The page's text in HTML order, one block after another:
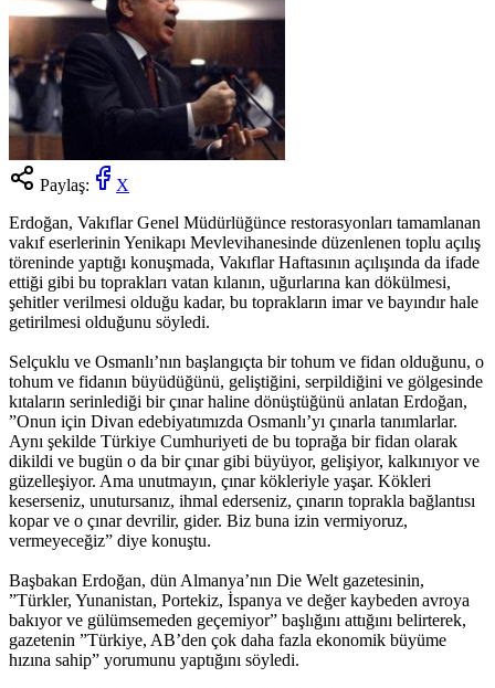
Paylaş:
X
Erdoğan, Vakıflar Genel Müdürlüğünce restorasyonları tamamlanan
vakıf eserlerinin Yenikapı Mevlevihanesinde düzenlenen toplu açılış
töreninde yaptığı konuşmada, Vakıflar Haftasının açılışında da ifade
ettiği gibi bu toprakları vatan kılanın, uğurlarına kan dökülmesi,
şehitler verilmesi olduğu kadar, bu toprakların imar ve bayındır hale
getirilmesi olduğunu söyledi.
Selçuklu ve Osmanlı’nın başlangıçta bir tohum ve fidan olduğunu, o
tohum ve fidanın büyüdüğünü, geliştiğini, serpildiğini ve gölgesinde
kıtaların serinlediği bir çınar haline dönüştüğünü anlatan Erdoğan,
”Onun için Divan edebiyatımızda Osmanlı’yı çınarla tanımlarlar.
Aynı şekilde Türkiye Cumhuriyeti de bu toprağa bir fidan olarak
dikildi ve bugün o da bir çınar gibi büyüyor, gelişiyor, kalkınıyor ve
güzelleşiyor. Ama unutmayın, çınar kökleriyle yaşar. Kökleri
keserseniz, unutursanız, ihmal ederseniz, çınarın toprakla bağlantısı
kopar ve o çınar devrilir, gider. Biz buna izin vermiyoruz,
vermeyeceğiz” diye konuştu.
Başbakan Erdoğan, dün Almanya’nın Die Welt gazetesinin,
”Türkler, Yunanistan, Portekiz, İspanya ve değer kaybeden avroya
bakıyor ve gülümsemeden geçemiyor” başlığını attığını belirterek,
gazetenin ”Türkiye, AB’den çok daha fazla ekonomik büyüme
hızına sahip” yorumunu yaptığını söyledi.